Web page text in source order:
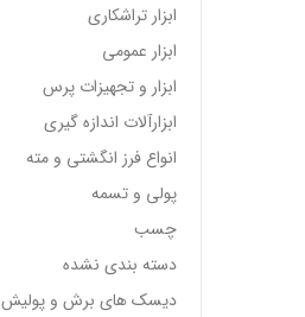
ابزار تراشکاری
ابزار عمومی
ابزار و تجهیزات پرس
ابزارآلات اندازه گیری
انواع فرز انگشتی و مته
پولی و تسمه
چسب
دسته بندی نشده
دیسک های برش و پولیش